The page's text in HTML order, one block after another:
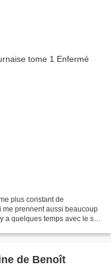
plus constant de
prennent aussi beaucoup
a quelques temps avec le site
de Benoît